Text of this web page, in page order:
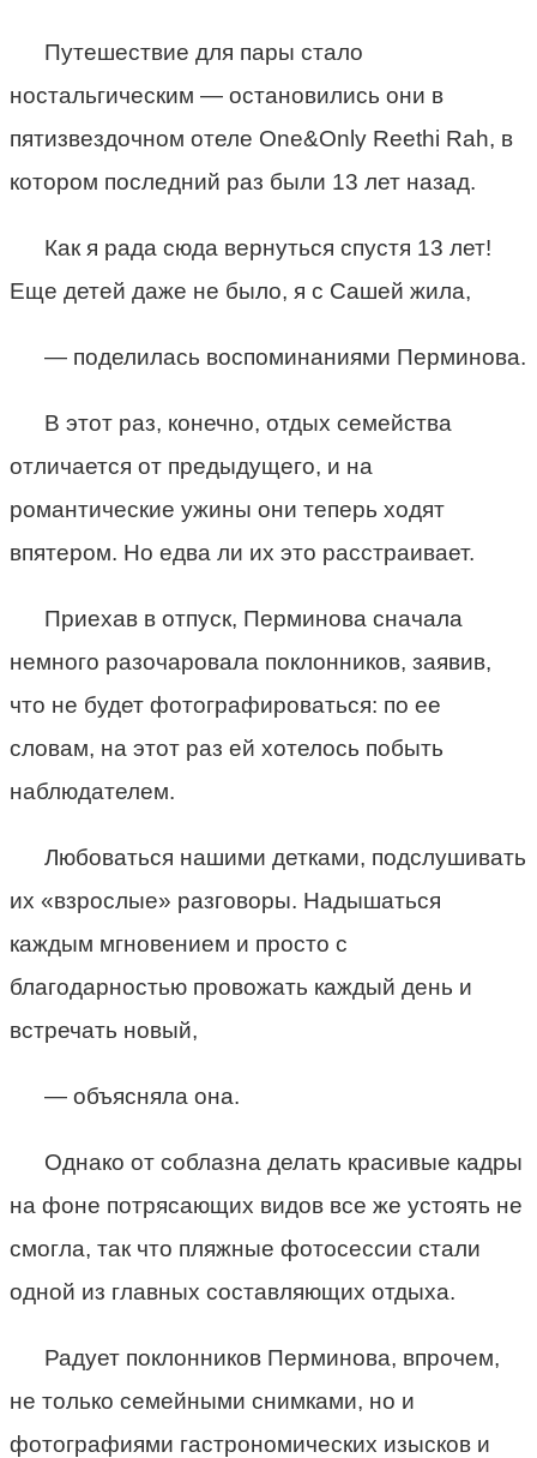
Путешествие для пары стало
ностальгическим — остановились они в
пятизвездочном отеле One&Only Reethi Rah, в
котором последний раз были 13 лет назад.
Как я рада сюда вернуться спустя 13 лет!
Еще детей даже не было, я с Сашей жила,
— поделилась воспоминаниями Перминова.
В этот раз, конечно, отдых семейства
отличается от предыдущего, и на
романтические ужины они теперь ходят
впятером. Но едва ли их это расстраивает.
Приехав в отпуск, Перминова сначала
немного разочаровала поклонников, заявив,
что не будет фотографироваться: по ее
словам, на этот раз ей хотелось побыть
наблюдателем.
Любоваться нашими детками, подслушивать
их «взрослые» разговоры. Надышаться
каждым мгновением и просто с
благодарностью провожать каждый день и
встречать новый,
— объясняла она.
Однако от соблазна делать красивые кадры
на фоне потрясающих видов все же устоять не
смогла, так что пляжные фотосессии стали
одной из главных составляющих отдыха.
Радует поклонников Перминова, впрочем,
не только семейными снимками, но и
фотографиями гастрономических изысков и